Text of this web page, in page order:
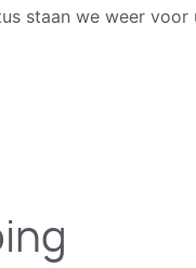
staan we weer voor